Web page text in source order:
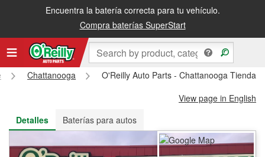
Encuentra la batería correcta para tu vehículo.
Compra baterías SuperStart
Recibe tu orden gratis al día siguiente o recógela en la tienda
Chattanooga
O'Reilly Auto Parts - Chattanooga Tienda
View page in English
Detalles
Baterías para autos